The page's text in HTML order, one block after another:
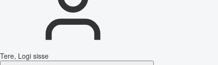
Tere, Logi sisse